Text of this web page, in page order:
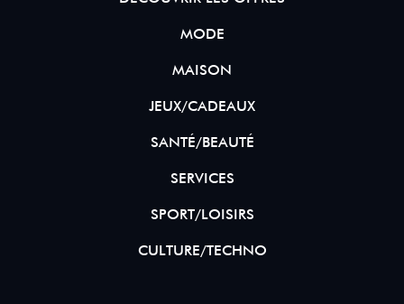
MODE
MAISON
JEUX/CADEAUX
SANTÉ/BEAUTÉ
SERVICES
SPORT/LOISIRS
CULTURE/TECHNO